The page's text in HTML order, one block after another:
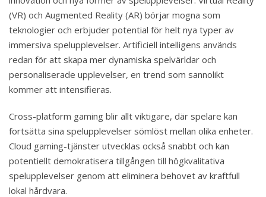
(VR) och Augmented Reality (AR) börjar mogna som
teknologier och erbjuder potential för helt nya typer av
immersiva spelupplevelser. Artificiell intelligens används
redan för att skapa mer dynamiska spelvärldar och
personaliserade upplevelser, en trend som sannolikt
kommer att intensifieras.
Cross-platform gaming blir allt viktigare, där spelare kan
fortsätta sina spelupplevelser sömlöst mellan olika enheter.
Cloud gaming-tjänster utvecklas också snabbt och kan
potentiellt demokratisera tillgången till högkvalitativa
spelupplevelser genom att eliminera behovet av kraftfull
lokal hårdvara.